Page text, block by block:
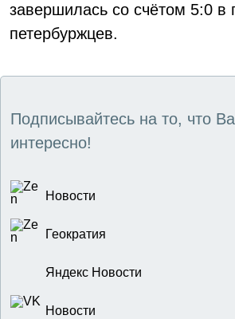
завершилась со счётом 5:0 в
петербуржцев.
Подписывайтесь на то, что
интересно!
Новости
Геократия
Яндекс Новости
Новости